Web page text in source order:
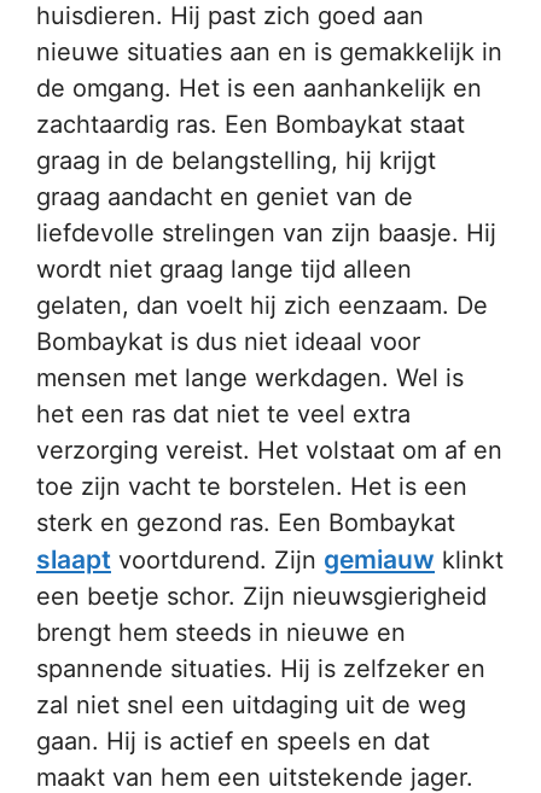
huisdieren. Hij past zich goed aan
nieuwe situaties aan en is gemakkelijk in
de omgang. Het is een aanhankelijk en
zachtaardig ras. Een Bombaykat staat
graag in de belangstelling, hij krijgt
graag aandacht en geniet van de
liefdevolle strelingen van zijn baasje. Hij
wordt niet graag lange tijd alleen
gelaten, dan voelt hij zich eenzaam. De
Bombaykat is dus niet ideaal voor
mensen met lange werkdagen. Wel is
het een ras dat niet te veel extra
verzorging vereist. Het volstaat om af en
toe zijn vacht te borstelen. Het is een
sterk en gezond ras. Een Bombaykat
slaapt voortdurend. Zijn gemiauw klinkt
een beetje schor. Zijn nieuwsgierigheid
brengt hem steeds in nieuwe en
spannende situaties. Hij is zelfzeker en
zal niet snel een uitdaging uit de weg
gaan. Hij is actief en speels en dat
maakt van hem een uitstekende jager.